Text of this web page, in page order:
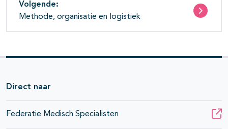
Volgende:
Methode, organisatie en logistiek
Direct naar
Federatie Medisch Specialisten